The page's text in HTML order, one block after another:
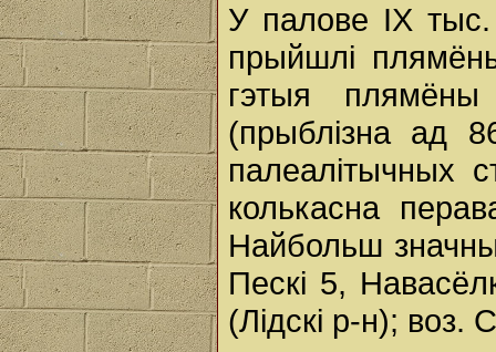
У палове ІХ
прыйшлі
гэтыя
(прыблізна ад
палеалітычных
колькасна
Найбольш
Пескі 5,
(Лідскі р-н); воз.